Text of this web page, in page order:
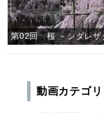
動画カテゴリ